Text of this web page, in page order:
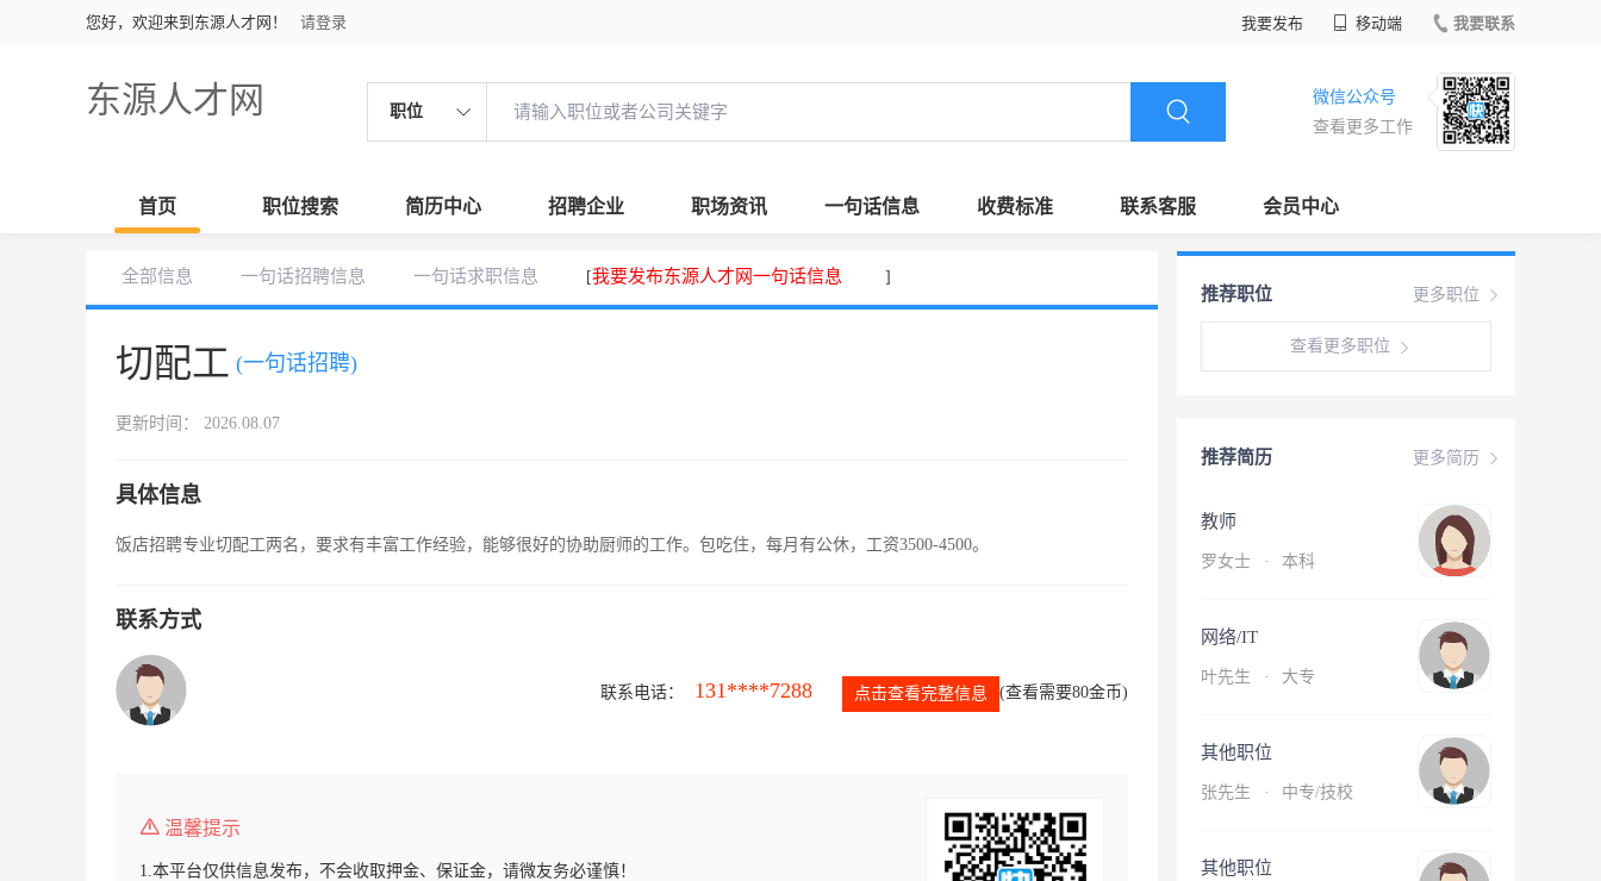
您好，欢迎来到东源人才网！ 请登录 我要发布 移动端 我要联系
东源人才网 职位
微信公众号
查看更多工作
首页 职位搜索 简历中心 招聘企业 职场资讯 一句话信息 收费标准 联系客服 会员中心
全部信息 一句话招聘信息 一句话求职信息 [我要发布东源人才网一句话信息 ]
切配工 (一句话招聘)
更新时间： 2026.08.07
具体信息
饭店招聘专业切配工两名，要求有丰富工作经验，能够很好的协助厨师的工作。包吃住，每月有公休，工资3500-4500。
联系方式
联系电话： 131****7288 点击查看完整信息 (查看需要80金币)
温馨提示
1.本平台仅供信息发布，不会收取押金、保证金，请微友务必谨慎！
更多职位
推荐职位
查看更多职位
更多简历
推荐简历
教师
罗女士 · 本科
网络/IT
叶先生 · 大专
其他职位
张先生 · 中专/技校
其他职位